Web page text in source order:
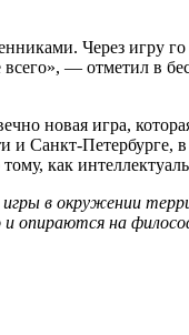
Через игру
— отметил в
новая игра,
и Санкт-Петербурге,
как
в окружении
опираются на